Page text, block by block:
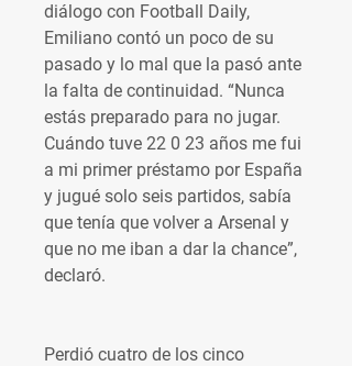
diálogo con Football Daily,
Emiliano contó un poco de su
pasado y lo mal que la pasó ante
la falta de continuidad. “Nunca
estás preparado para no jugar.
Cuándo tuve 22 0 23 años me fui
a mi primer préstamo por España
y jugué solo seis partidos, sabía
que tenía que volver a Arsenal y
que no me iban a dar la chance”,
declaró.
Perdió cuatro de los cinco